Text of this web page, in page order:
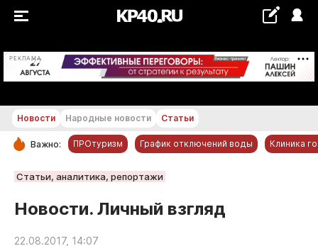
РЕКЛАМА +18...+19 °С
РУБРИКИ
Статьи
Новости Народные новости Статьи
Важно: ПРОтуризм График отключений воды Клиника
Статьи, аналитика, репортажи
Новости. Личный взгляд
22.08.2017, 14:07